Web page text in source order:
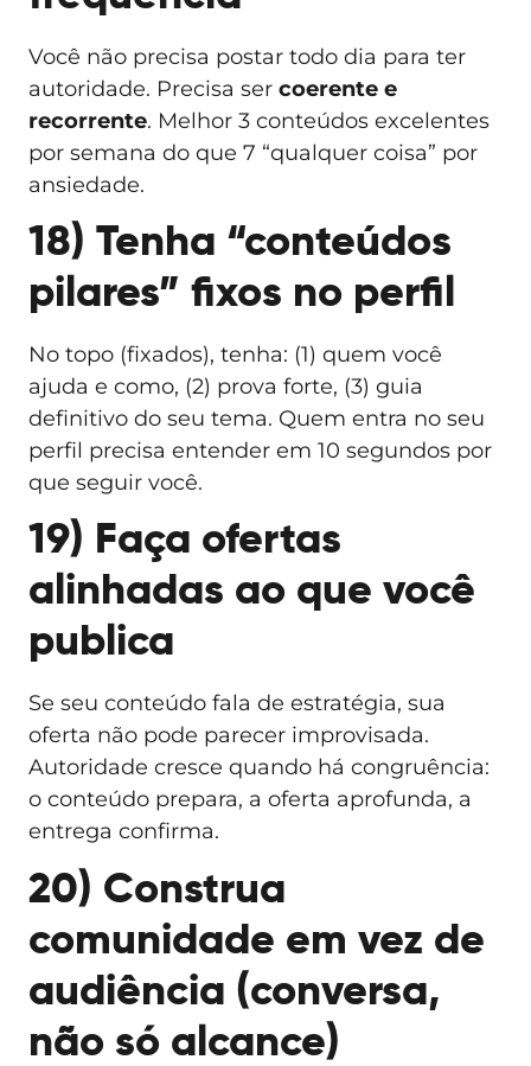
Você não precisa postar todo dia para ter
autoridade. Precisa ser coerente e
recorrente. Melhor 3 conteúdos excelentes
por semana do que 7 “qualquer coisa” por
ansiedade.
18) Tenha “conteúdos
pilares” fixos no perfil
No topo (fixados), tenha: (1) quem você
ajuda e como, (2) prova forte, (3) guia
definitivo do seu tema. Quem entra no seu
perfil precisa entender em 10 segundos por
que seguir você.
19) Faça ofertas
alinhadas ao que você
publica
Se seu conteúdo fala de estratégia, sua
oferta não pode parecer improvisada.
Autoridade cresce quando há congruência:
o conteúdo prepara, a oferta aprofunda, a
entrega confirma.
20) Construa
comunidade em vez de
audiência (conversa,
não só alcance)